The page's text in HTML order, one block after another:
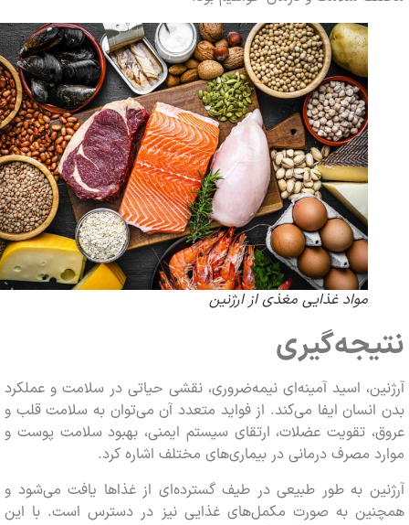
مواد غذایی مغذی از ارژنین
اسید آمینه‌ای نیمه‌ضروری، نقشی حیاتی در سلامت و عملکرد
ایفا می‌کند. از فواید متعدد آن می‌توان به سلامت قلب و
تقویت عضلات، ارتقای سیستم ایمنی، بهبود سلامت پوست و
مصرف درمانی در بیماری‌های مختلف اشاره کرد.
به طور طبیعی در طیف گسترده‌ای از غذاها یافت می‌شود و
به صورت مکمل‌های غذایی نیز در دسترس است. با این